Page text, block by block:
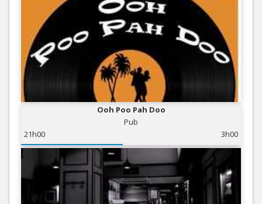
Ooh Poo Pah Doo
Pub
21h00
3h00